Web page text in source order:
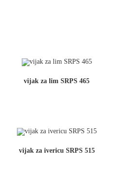
vijak za lim SRPS 465
vijak za ivericu SRPS 515